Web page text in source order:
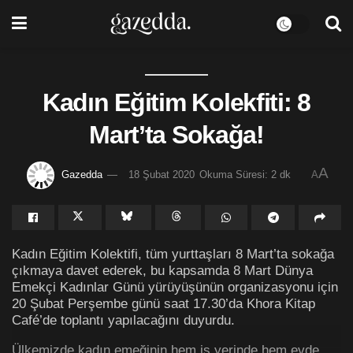
Kadın Eğitim Kolekfiti: 8
Mart’ta Sokağa!
Gazedda 18 Şubat 2020 Okuma Süresi: 2 dk AA
Kadın Eğitim Kolektifi, tüm yurttaşları 8 Mart’ta sokağa
çıkmaya davet ederek, bu kapsamda 8 Mart Dünya
Emekçi Kadınlar Günü yürüyüşünün organizasyonu için
20 Şubat Perşembe günü saat 17.30’da Khora Kitap
Café’de toplantı yapılacağını duyurdu.